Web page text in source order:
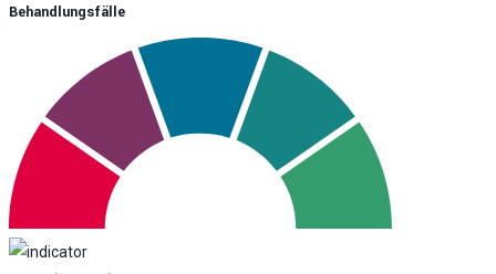
Behandlungsfälle